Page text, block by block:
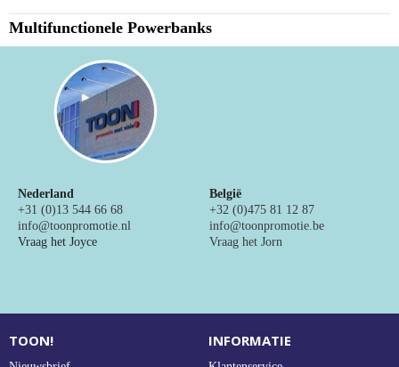
Alle categorieën
Multifunctionele Powerbanks
Nederland
+31 (0)13 544 66 68
info@toonpromotie.nl
Vraag het Joyce
België
+32 (0)475 81 12 87
info@toonpromotie.be
Vraag het Jorn
TOON! INFORMATIE